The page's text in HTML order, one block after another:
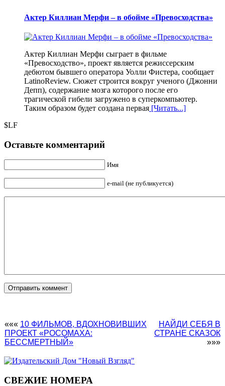
Актер Киллиан Мерфи – в обойме «Превосходства»
Актер Киллиан Мерфи сыграет в фильме
«Превосходство», проект является режиссерским
дебютом бывшего оператора Уолли Фистера, сообщает
LatinoReview. Сюжет строится вокруг ученого (Джонни
Депп), содержание мозга которого после его
трагической гибели загружено в суперкомпьютер.
Таким образом будет создана первая [Читать...]
$LF
Оставьте комментарий
Имя
e-mail (не публикуется)
««« 10 ФИЛЬМОВ, ВДОХНОВИВШИХ
ПРОЕКТ «РОСОМАХА:
БЕССМЕРТНЫЙ»
НАЙДИ СЕБЯ В
СТРАНЕ СКАЗОК
»»»
СВЕЖИЕ НОМЕРА